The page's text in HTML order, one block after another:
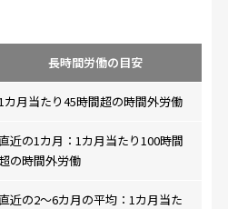
長時間労働の目安
1カ月当たり45時間超の時間外労働
近の1カ月：1カ月当たり100時間
の時間外労働
近の2～6カ月の平均：1カ月当た